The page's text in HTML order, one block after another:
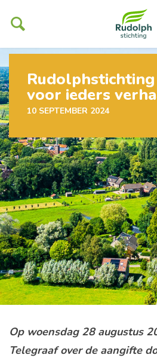
Ons werk
Help ons mogelijk maken
Organisatie
Contact
voor ieders
10 SEPTEMBER 2024
Op woensdag 28 augustus
Telegraaf over de aangifte